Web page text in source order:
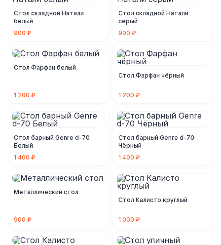
Стол складной Натали
белый
900 ₽
Стол складной Натали
серый
900 ₽
Стол Фарфан белый
1 200 ₽
Стол Фарфан чёрный
1 200 ₽
Стол барный Genre d-70
Белый
1 400 ₽
Стол барный Genre d-70
Чёрный
1 400 ₽
Металлический стол
900 ₽
Стол Калисто круглый
1 000 ₽